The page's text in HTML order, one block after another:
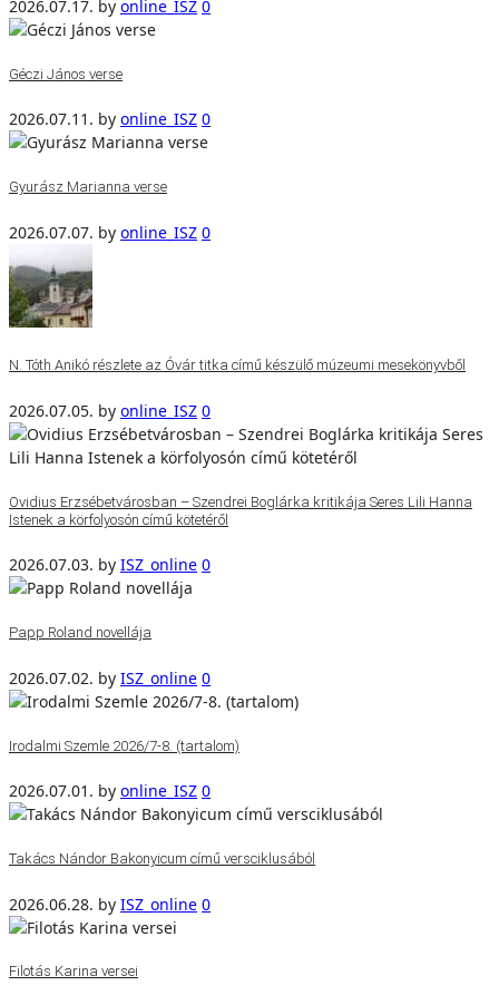
2026.07.17. by online_ISZ 0
Géczi János verse
2026.07.11. by online_ISZ 0
Gyurász Marianna verse
2026.07.07. by online_ISZ 0
N. Tóth Anikó részlete az Óvár titka című készülő múzeumi mesekönyvből
2026.07.05. by online_ISZ 0
Ovidius Erzsébetvárosban – Szendrei Boglárka kritikája Seres Lili Hanna
Istenek a körfolyosón című kötetéről
2026.07.03. by ISZ_online 0
Papp Roland novellája
2026.07.02. by ISZ_online 0
Irodalmi Szemle 2026/7-8. (tartalom)
2026.07.01. by online_ISZ 0
Takács Nándor Bakonyicum című versciklusából
2026.06.28. by ISZ_online 0
Filotás Karina versei